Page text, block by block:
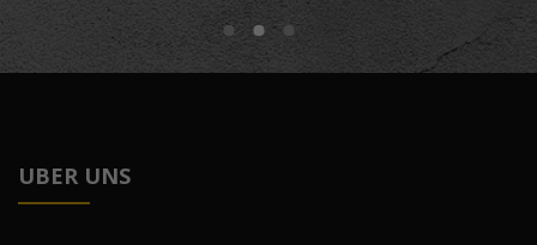
UBER UNS